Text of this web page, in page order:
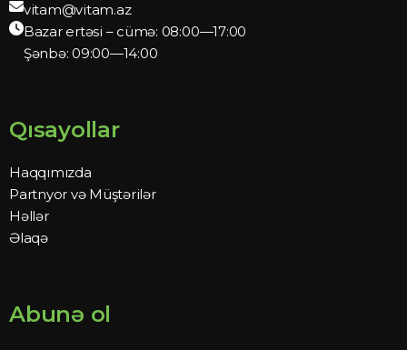
vitam@vitam.az
Bazar ertəsi – cümə: 08:00—17:00
Şənbə: 09:00—14:00
Qısayollar
Haqqımızda
Partnyor və Müştərilər
Həllər
Əlaqə
Abunə ol